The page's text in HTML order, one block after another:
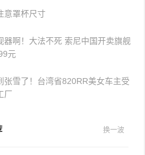
意罩杯尺寸
器啊！大法不死 索尼中国开卖旗舰
元
张雪了！台湾省820RR美女车主受
厂
换一波